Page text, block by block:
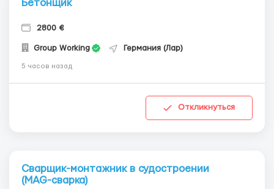
Бетонщик
2800 €
Group Working Германия (Лар)
5 часов назад
Откликнуться
Сварщик-монтажник в судостроении
(MAG-сварка)